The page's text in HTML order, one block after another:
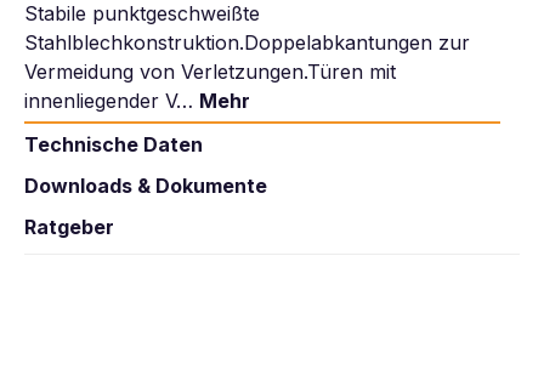
Stabile punktgeschweißte
Stahlblechkonstruktion.Doppelabkantungen zur
Vermeidung von Verletzungen.Türen mit
innenliegender V… Mehr
Technische Daten
Downloads & Dokumente
Ratgeber